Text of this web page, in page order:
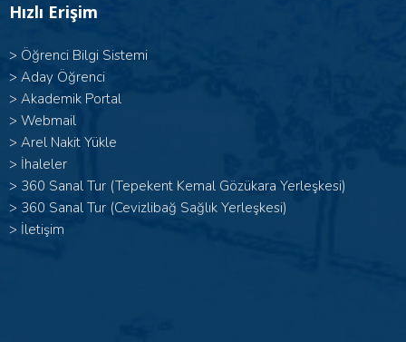
Hızlı Erişim
> Öğrenci Bilgi Sistemi
> Aday Öğrenci
> Akademik Portal
> Webmail
> Arel Nakit Yükle
> İhaleler
> 360 Sanal Tur (Tepekent Kemal Gözükara Yerleşkesi)
> 360 Sanal Tur (Cevizlibağ Sağlık Yerleşkesi)
> İletişim